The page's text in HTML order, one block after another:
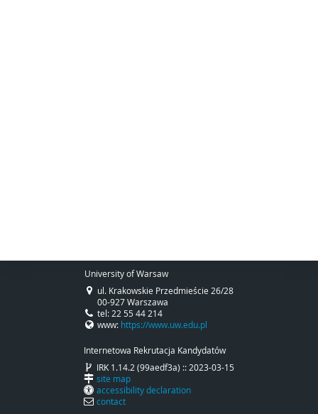
University of Warsaw
ul. Krakowskie Przedmieście 26/28
00-927 Warszawa
tel: 22 55 44 214
www: https://www.uw.edu.pl
Internetowa Rekrutacja Kandydatów
IRK 1.14.2 (99aedf3a) :: 2023-03-15
site map
accessibility declaration
contact